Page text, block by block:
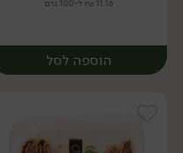
11.16 ₪ ל-100 גרם
הוספה לסל